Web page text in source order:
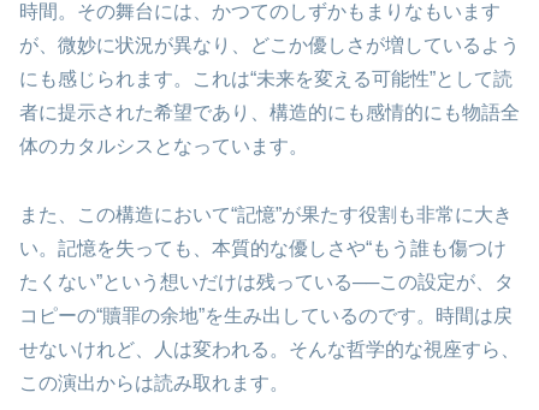
時間。その舞台には、かつてのしずかもまりなもいます
が、微妙に状況が異なり、どこか優しさが増しているよう
にも感じられます。これは“未来を変える可能性”として読
者に提示された希望であり、構造的にも感情的にも物語全
体のカタルシスとなっています。
また、この構造において“記憶”が果たす役割も非常に大き
い。記憶を失っても、本質的な優しさや“もう誰も傷つけ
たくない”という想いだけは残っている──この設定が、タ
コピーの“贖罪の余地”を生み出しているのです。時間は戻
せないけれど、人は変われる。そんな哲学的な視座すら、
この演出からは読み取れます。